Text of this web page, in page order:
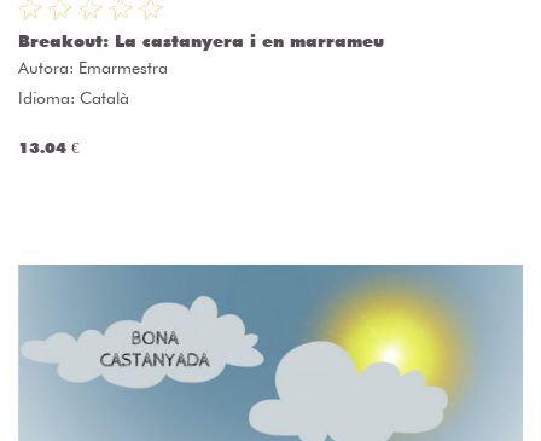
Breakout: La castanyera i en marrameu
Autora: Emarmestra
Idioma: Català
13.04 €